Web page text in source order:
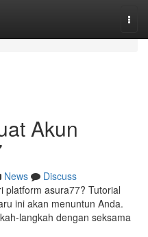
Akun
News
Discuss
platform asura77? Tutorial
ini akan menuntun Anda.
langkah dengan seksama